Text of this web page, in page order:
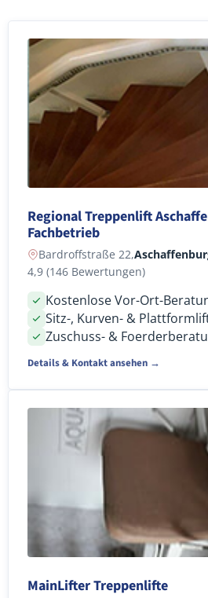
Regional Treppenlift
Fachbetrieb
Bardroffstraße 22,
4,9 (146 Bewertungen)
Kostenlose Vor-Ort-
Sitz-, Kurven- &
Zuschuss- &
Details & Kontakt ansehen →
MainLifter Treppenlifte